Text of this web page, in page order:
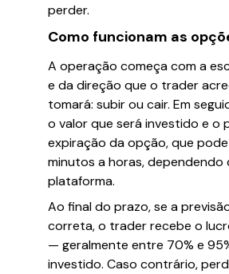
perder.
Como funcionam as
A operação começa com a
e da direção que o trader
tomará: subir ou cair. Em
o valor que será investido e o
expiração da opção, que
minutos a horas, dependendo
plataforma.
Ao final do prazo, se a
correta, o trader recebe o
— geralmente entre 70% e
investido. Caso contrário,